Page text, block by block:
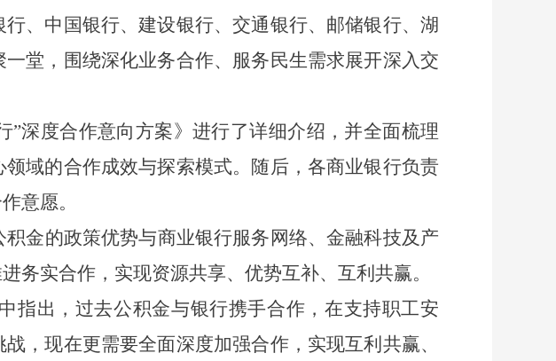
、中国银行、建设银行、交通银行、邮储银行、湖
堂，围绕深化业务合作、服务民生需求展开深入交
”深度合作意向方案》进行了详细介绍 ，并全面梳理
领域的合作成效与探索模式。 随后， 各商业银行负责
意愿。
金的政策优势与商业银行服务网络、金融科技及产
务实合作，实现资源共享、优势互补、互利共赢。
指出 ， 过去公积金与银行携手合作 ，在支持职工安
战，现在更需要全面深度加强合作，实现互利共赢、